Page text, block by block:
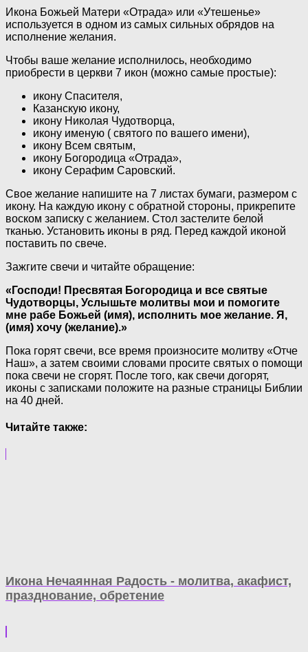
Икона Божьей Матери «Отрада» или «Утешенье»
используется в одном из самых сильных обрядов на
исполнение желания.
Чтобы ваше желание исполнилось, необходимо
приобрести в церкви 7 икон (можно самые простые):
икону Спасителя,
Казанскую икону,
икону Николая Чудотворца,
икону именую ( святого по вашего имени),
икону Всем святым,
икону Богородица «Отрада»,
икону Серафим Саровский.
Свое желание напишите на 7 листах бумаги, размером с
икону. На каждую икону с обратной стороны, прикрепите
воском записку с желанием. Стол застелите белой
тканью. Установить иконы в ряд. Перед каждой иконой
поставить по свече.
Зажгите свечи и читайте обращение:
«Господи! Пресвятая Богородица и все святые
Чудотворцы, Услышьте молитвы мои и помогите
мне рабе Божьей (имя), исполнить мое желание. Я,
(имя) хочу (желание).»
Пока горят свечи, все время произносите молитву «Отче
Наш», а затем своими словами просите святых о помощи
пока свечи не сгорят. После того, как свечи догорят,
иконы с записками положите на разные страницы Библии
на 40 дней.
Читайте также:
Икона Нечаянная Радость - молитва, акафист,
празднование, обретение